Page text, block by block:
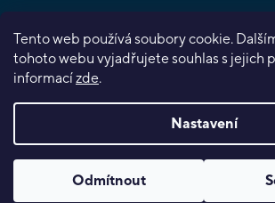
Tento web používá soubory cookie.
tohoto webu vyjadřujete souhlas s jejich
informacízde.
Nastavení
Odmítnout
Vytvořil Shoptet Premium
Copyright 2026Planeta her. Všechna práva